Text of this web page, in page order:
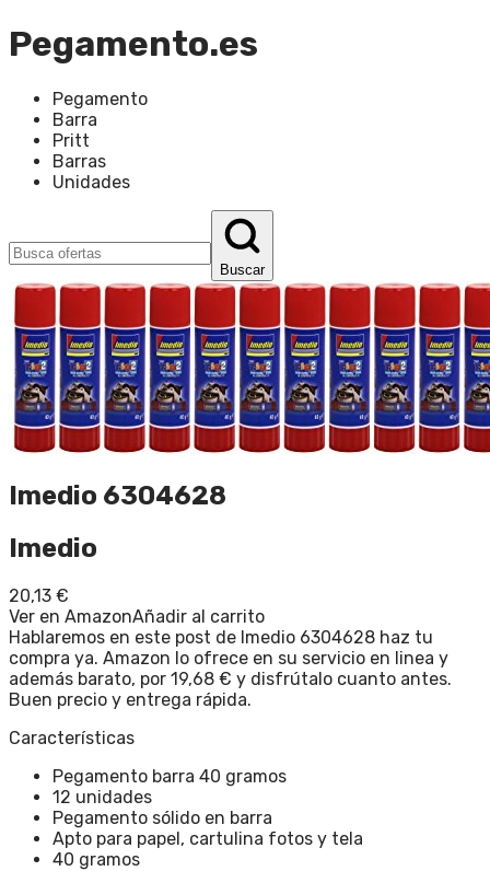
Pegamento.es
Pegamento
Barra
Pritt
Barras
Unidades
Buscar
Imedio 6304628
Imedio
20,13 €
Ver en AmazonAñadir al carrito
Hablaremos en este post de Imedio 6304628 haz tu
compra ya. Amazon lo ofrece en su servicio en linea y
además barato, por 19,68 € y disfrútalo cuanto antes.
Buen precio y entrega rápida.
Características
Pegamento barra 40 gramos
12 unidades
Pegamento sólido en barra
Apto para papel, cartulina fotos y tela
40 gramos